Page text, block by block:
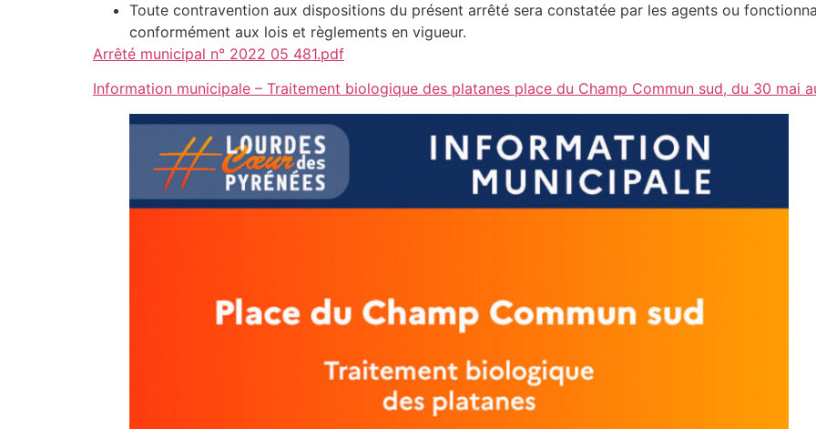
Toute contravention aux dispositions du présent arrêté sera constatée par les agents ou
conformément aux lois et règlements en vigueur.
Arrêté municipal n° 2022 05 481.pdf
Information municipale – Traitement biologique des platanes place du Champ Commun sud, du 30 mai